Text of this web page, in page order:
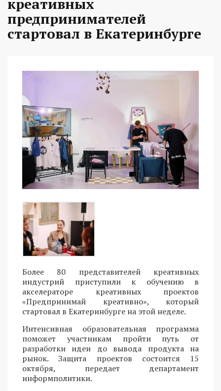
креативных
предпринимателей
стартовал в Екатеринбурге
Более 80 представителей креативных
индустрий приступили к обучению в
акселераторе креативных проектов
«Предпринимай креативно», который
стартовал в Екатеринбурге на этой неделе.
Интенсивная образовательная программа
поможет участникам пройти путь от
разработки идеи до вывода продукта на
рынок. Защита проектов состоится 15
октября, передает департамент
информполитики.